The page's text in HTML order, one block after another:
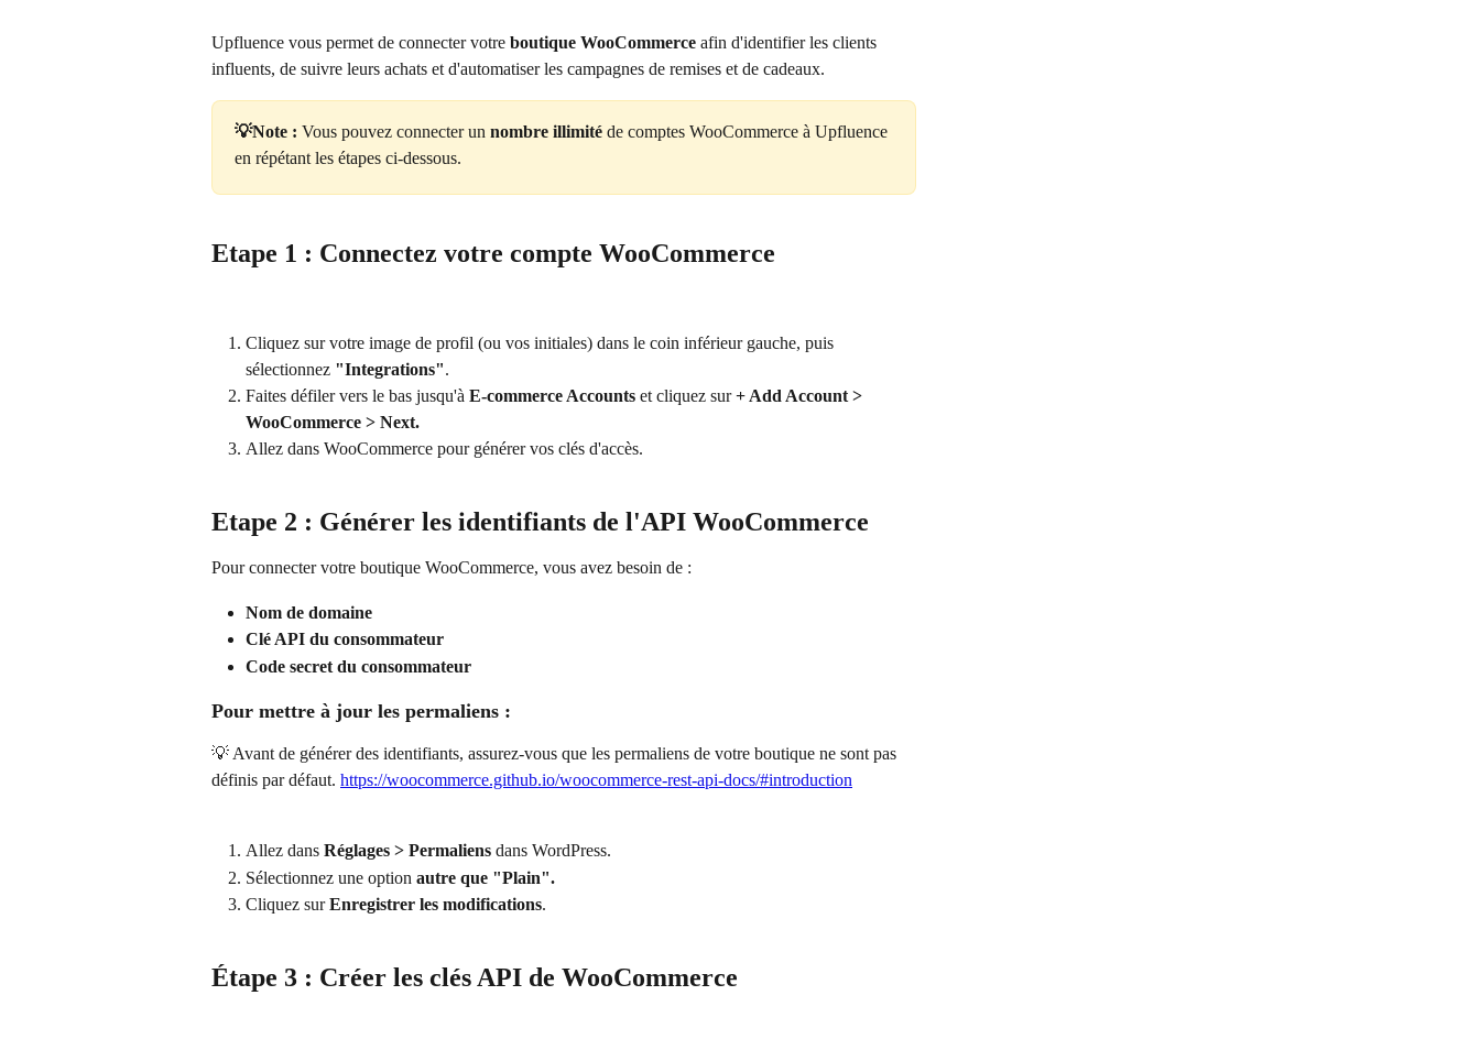
Upfluence vous permet de connecter votre boutique WooCommerce afin d'identifier les clients
influents, de suivre leurs achats et d'automatiser les campagnes de remises et de cadeaux.
💡Note : Vous pouvez connecter un nombre illimité de comptes WooCommerce à Upfluence
en répétant les étapes ci-dessous.
Etape 1 : Connectez votre compte WooCommerce
Cliquez sur votre image de profil (ou vos initiales) dans le coin inférieur gauche, puis
sélectionnez "Integrations".
Faites défiler vers le bas jusqu'à E-commerce Accounts et cliquez sur + Add Account >
WooCommerce > Next.
Allez dans WooCommerce pour générer vos clés d'accès.
Etape 2 : Générer les identifiants de l'API WooCommerce
Pour connecter votre boutique WooCommerce, vous avez besoin de :
Nom de domaine
Clé API du consommateur
Code secret du consommateur
Pour mettre à jour les permaliens :
💡 Avant de générer des identifiants, assurez-vous que les permaliens de votre boutique ne sont pas
définis par défaut. https://woocommerce.github.io/woocommerce-rest-api-docs/#introduction
Allez dans Réglages > Permaliens dans WordPress.
Sélectionnez une option autre que "Plain".
Cliquez sur Enregistrer les modifications.
Étape 3 : Créer les clés API de WooCommerce